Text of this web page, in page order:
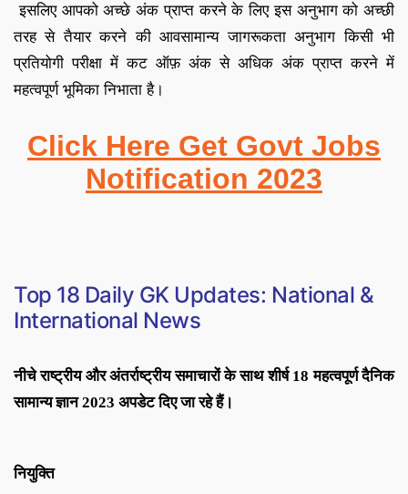
इसलिए आपको अच्छे अंक प्राप्त करने के लिए इस अनुभाग को अच्छी
तरह से तैयार करने की आवसामान्य जागरूकता अनुभाग किसी भी
प्रतियोगी परीक्षा में कट ऑफ़ अंक से अधिक अंक प्राप्त करने में
महत्वपूर्ण भूमिका निभाता है।
Click Here Get Govt Jobs
Notification 2023
Top 18 Daily GK Updates: National &
International News
नीचे राष्ट्रीय और अंतर्राष्ट्रीय समाचारों के साथ शीर्ष 18 महत्वपूर्ण दैनिक
सामान्य ज्ञान 2023 अपडेट दिए जा रहे हैं।
नियुक्ति